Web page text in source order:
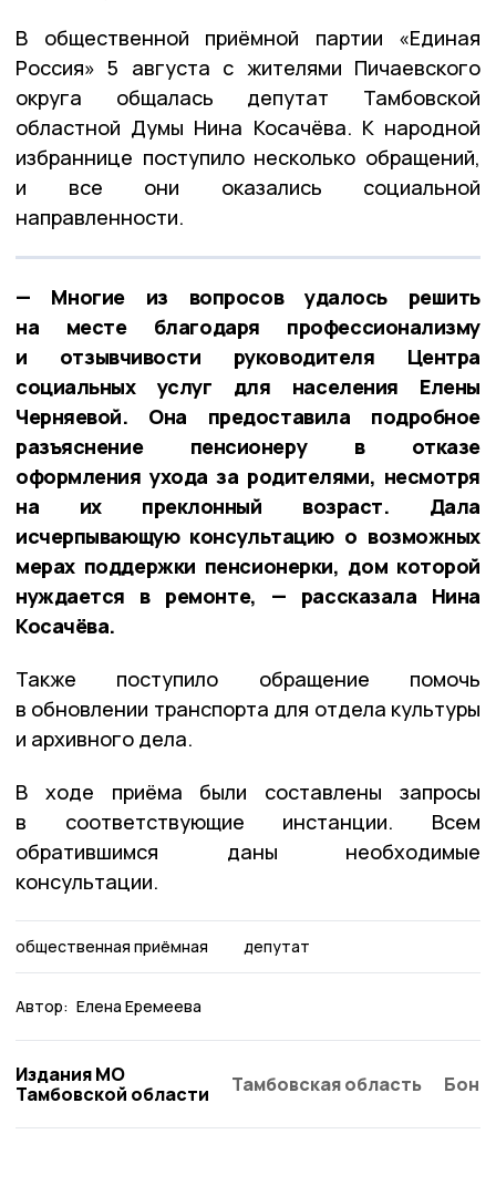
В общественной приёмной партии «Единая
Россия» 5 августа с жителями Пичаевского
округа общалась депутат Тамбовской
областной Думы Нина Косачёва. К народной
избраннице поступило несколько обращений,
и все они оказались социальной
направленности.
— Многие из вопросов удалось решить
на месте благодаря профессионализму
и отзывчивости руководителя Центра
социальных услуг для населения Елены
Черняевой. Она предоставила подробное
разъяснение пенсионеру в отказе
оформления ухода за родителями, несмотря
на их преклонный возраст. Дала
исчерпывающую консультацию о возможных
мерах поддержки пенсионерки, дом которой
нуждается в ремонте, — рассказала Нина
Косачёва.
Также поступило обращение помочь
в обновлении транспорта для отдела культуры
и архивного дела.
В ходе приёма были составлены запросы
в соответствующие инстанции. Всем
обратившимся даны необходимые
консультации.
общественная приёмная депутат
Автор: Елена Еремеева
Издания МО
Тамбовской области
Тамбовская область